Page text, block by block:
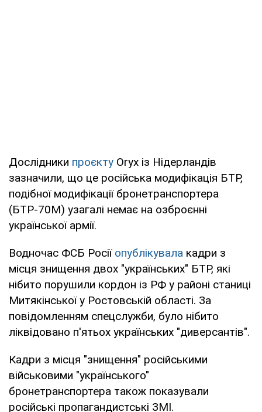
Дослідники проєкту Oryx із Нідерландів
зазначили, що це російська модифікація БТР,
подібної модифікації бронетранспортера
(БТР-70М) узагалі немає на озброєнні
української армії.
Водночас ФСБ Росії опублікувала кадри з
місця знищення двох "українських" БТР, які
нібито порушили кордон із РФ у районі станиці
Митякінської у Ростовській області. За
повідомленням спецслужби, було нібито
ліквідовано п'ятьох українських "диверсантів".
Кадри з місця "знищення" російськими
військовими "українського"
бронетранспортера також показували
російські пропагандистські ЗМІ.